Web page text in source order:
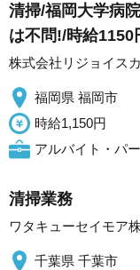
清掃/福岡大学病
は不問!/時給1150
株式会社リジョイス
福岡県 福岡市
時給1,150円
アルバイト・パ
清掃業務
ワタキューセイモア
千葉県 千葉市